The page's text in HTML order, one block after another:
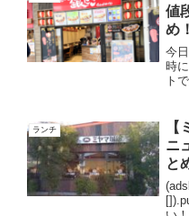
値
め
て
今
時
ト
た
い
ランチ
ニ
と
す